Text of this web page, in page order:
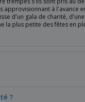
à l'avance
d'un gala de charité,
plus petite des fêtes en
?